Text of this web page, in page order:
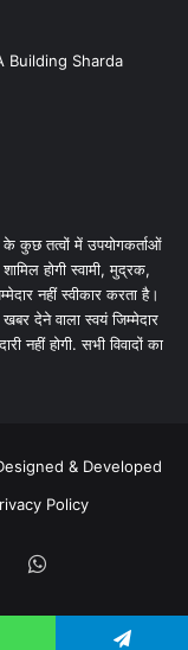
Building Sharda
कुछ तत्वों में उपयोगकर्ताओं
होगी स्वामी, मुद्रक,
नहीं स्वीकार करता है।
देने वाला स्वयं जिम्मेदार
नहीं होगी. सभी विवादों का
& Developed
Policy
WhatsApp